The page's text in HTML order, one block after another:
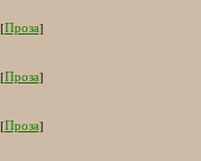
[Проза]
[Проза]
[Проза]